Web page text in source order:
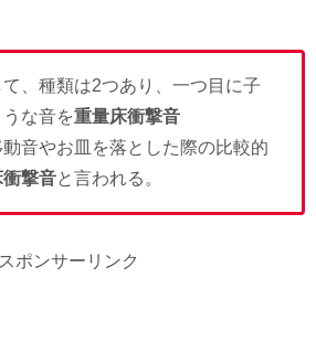
て、種類は2つあり、一つ目に子
な音を重量床衝撃音
音やお皿を落とした際の比較的
撃音と言われる。
スポンサーリンク